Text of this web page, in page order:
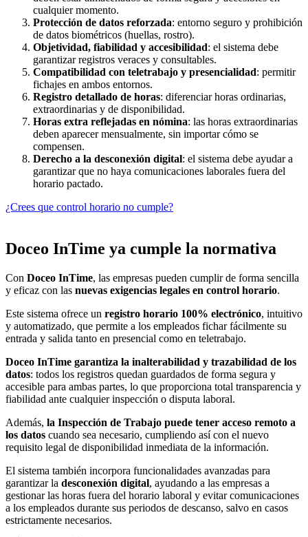
cualquier momento.
Protección de datos reforzada: entorno seguro y prohibición
de datos biométricos (huellas, rostro).
Objetividad, fiabilidad y accesibilidad: el sistema debe
garantizar registros veraces y consultables.
Compatibilidad con teletrabajo y presencialidad: permitir
fichajes en ambos entornos.
Registro detallado de horas: diferenciar horas ordinarias,
extraordinarias y de disponibilidad.
Horas extra reflejadas en nómina: las horas extraordinarias
deben aparecer mensualmente, sin importar cómo se
compensen.
Derecho a la desconexión digital: el sistema debe ayudar a
garantizar que no haya comunicaciones laborales fuera del
horario pactado.
¿Crees que control horario no cumple?
Doceo InTime ya cumple la normativa
Con Doceo InTime, las empresas pueden cumplir de forma sencilla
y eficaz con las nuevas exigencias legales en control horario.
Este sistema ofrece un registro horario 100% electrónico, intuitivo
y automatizado, que permite a los empleados fichar fácilmente su
entrada y salida tanto en presencial como en teletrabajo.
Doceo InTime garantiza la inalterabilidad y trazabilidad de los
datos: todos los registros quedan guardados de forma segura y
accesible para ambas partes, lo que proporciona total transparencia y
fiabilidad ante cualquier inspección o disputa laboral.
Además, la Inspección de Trabajo puede tener acceso remoto a
los datos cuando sea necesario, cumpliendo así con el nuevo
requisito legal de disponibilidad inmediata de la información.
El sistema también incorpora funcionalidades avanzadas para
garantizar la desconexión digital, ayudando a las empresas a
gestionar las horas fuera del horario laboral y evitar comunicaciones
a los empleados durante sus periodos de descanso, salvo en casos
estrictamente necesarios.